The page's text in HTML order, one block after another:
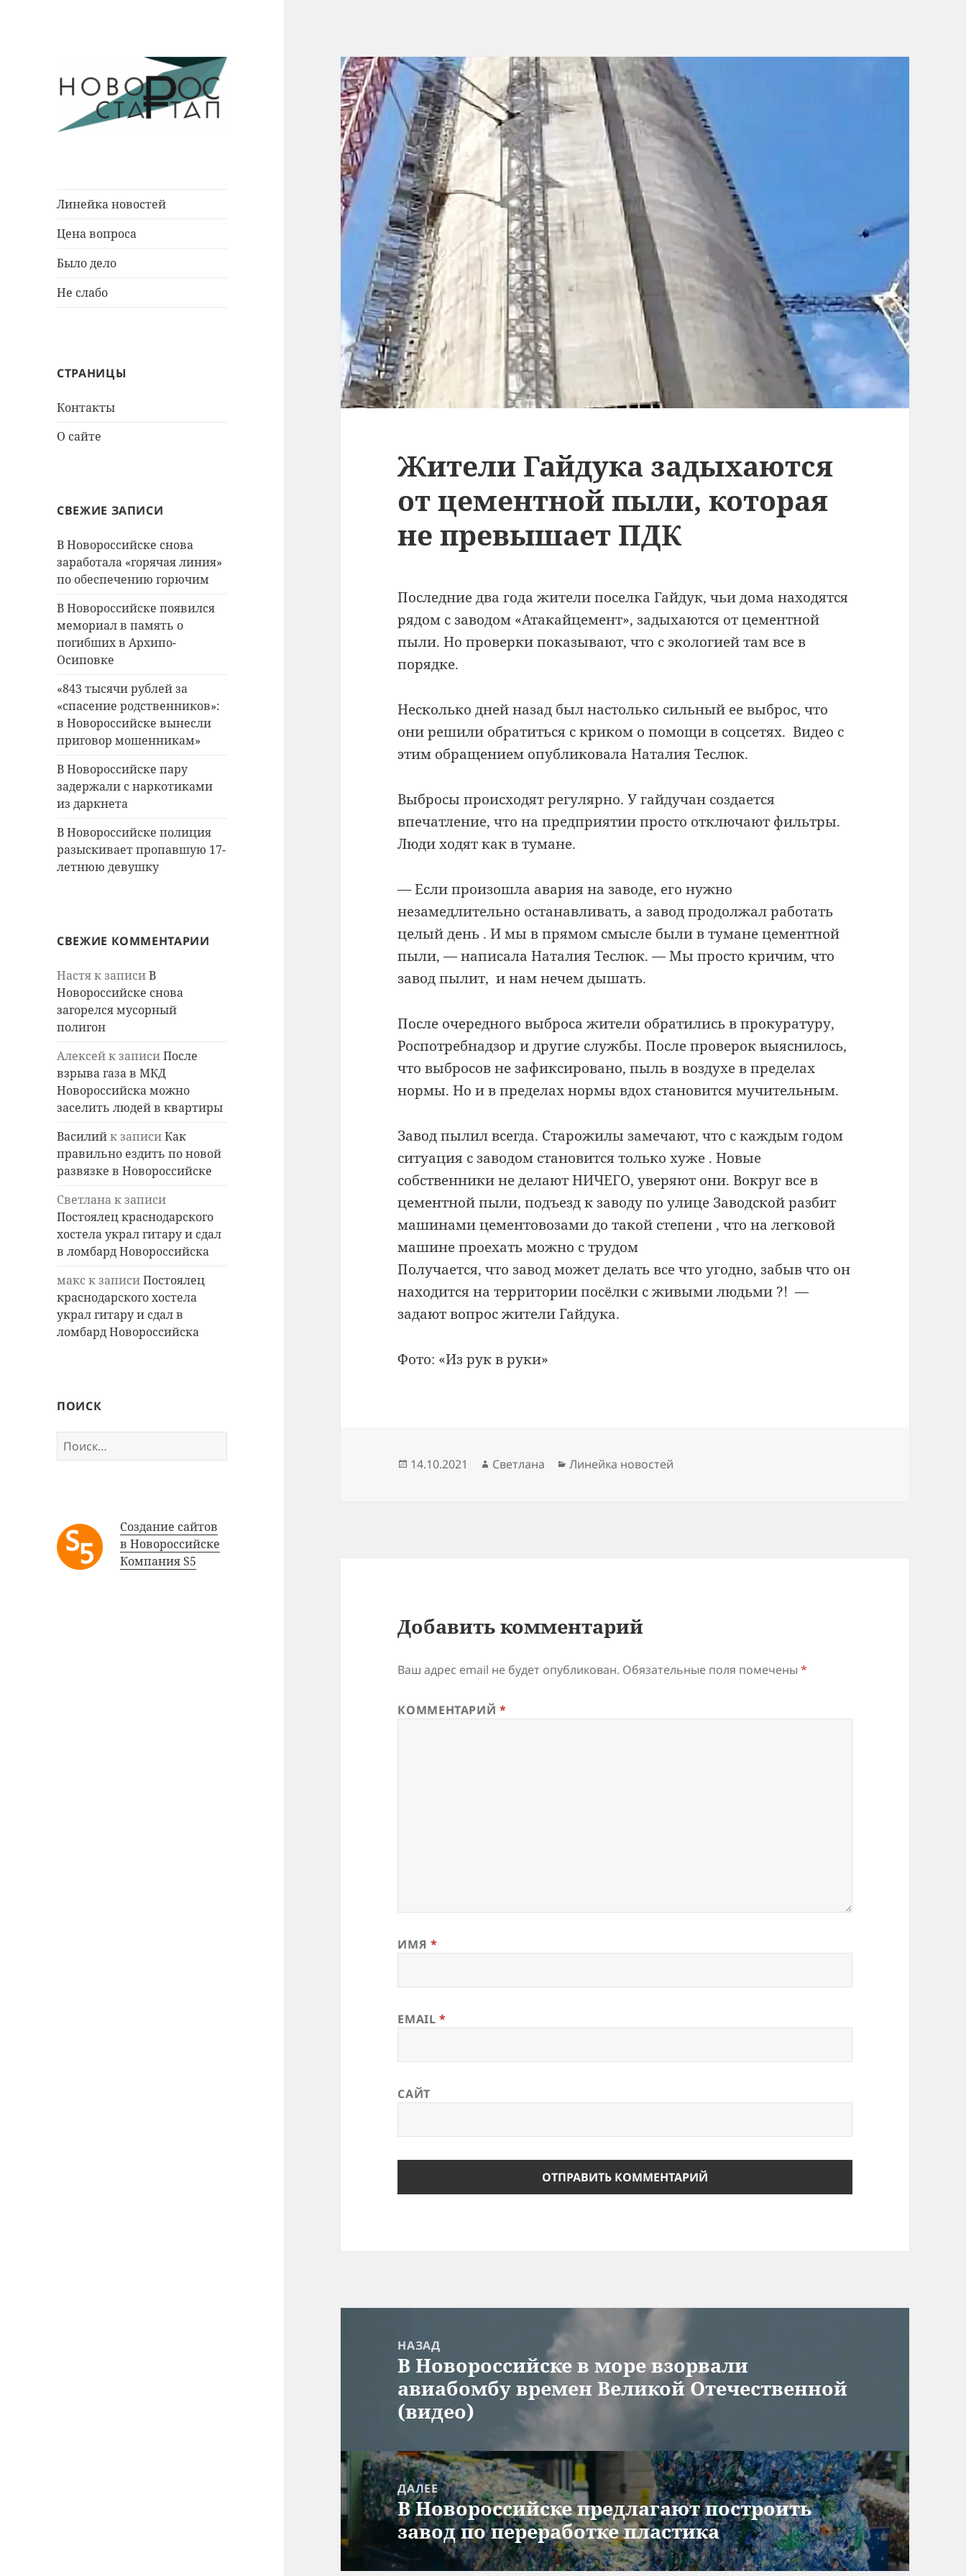
Линейка новостей
Цена вопроса
Было дело
Не слабо
СТРАНИЦЫ
Контакты
О сайте
СВЕЖИЕ ЗАПИСИ
В Новороссийске снова
заработала «горячая линия»
по обеспечению горючим
В Новороссийске появился
мемориал в память о
погибших в Архипо-
Осиповке
«843 тысячи рублей за
«спасение родственников»:
в Новороссийске вынесли
приговор мошенникам»
В Новороссийске пару
задержали с наркотиками
из даркнета
В Новороссийске полиция
разыскивает пропавшую 17-
летнюю девушку
СВЕЖИЕ КОММЕНТАРИИ
Настяк записиВ
Новороссийске снова
загорелся мусорный
полигон
Алексейк записиПосле
взрыва газа в МКД
Новороссийска можно
заселить людей в квартиры
Василийк записиКак
правильно ездить по новой
развязке в Новороссийске
Светланак записи
Постоялец краснодарского
хостела украл гитару и сдал
в ломбард Новороссийска
макск записиПостоялец
краснодарского хостела
украл гитару и сдал в
ломбард Новороссийска
ПОИСК
Найти:
Создание сайтов
в Новороссийске
Компания S5
Жители Гайдука задыхаются
от цементной пыли, которая
не превышает ПДК
Последние два года жители поселка Гайдук, чьи дома находятся
рядом с заводом «Атакайцемент», задыхаются от цементной
пыли. Но проверки показывают, что с экологией там все в
порядке.
Несколько дней назад был настолько сильный ее выброс, что
они решили обратиться с криком о помощи в соцсетях. Видео с
этим обращением опубликовала Наталия Теслюк.
Выбросы происходят регулярно. У гайдучан создается
впечатление, что на предприятии просто отключают фильтры.
Люди ходят как в тумане.
— Если произошла авария на заводе, его нужно
незамедлительно останавливать, а завод продолжал работать
целый день . И мы в прямом смысле были в тумане цементной
пыли, — написала Наталия Теслюк. — Мы просто кричим, что
завод пылит, и нам нечем дышать.
После очередного выброса жители обратились в прокуратуру,
Роспотребнадзор и другие службы. После проверок выяснилось,
что выбросов не зафиксировано, пыль в воздухе в пределах
нормы. Но и в пределах нормы вдох становится мучительным.
Завод пылил всегда. Старожилы замечают, что с каждым годом
ситуация с заводом становится только хуже . Новые
собственники не делают НИЧЕГО, уверяют они. Вокруг все в
цементной пыли, подъезд к заводу по улице Заводской разбит
машинами цементовозами до такой степени , что на легковой
машине проехать можно с трудом
Получается, что завод может делать все что угодно, забыв что он
находится на территории посёлки с живыми людьми ?! —
задают вопрос жители Гайдука.
Фото: «Из рук в руки»
Опубликовано
14.10.2021 Автор
Светлана Рубрики
Линейка новостей
Добавить комментарий
Ваш адрес email не будет опубликован. Обязательные поля помечены*
КОММЕНТАРИЙ*
ИМЯ *
EMAIL*
САЙТ
записям
НАЗАД
Предыдущая
запись:
В Новороссийске в море взорвали
авиабомбу времен Великой Отечественной
(видео)
ДАЛЕЕ
Следующая
запись:
В Новороссийске предлагают построить
завод по переработке пластика